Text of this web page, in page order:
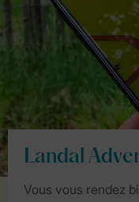
Landal
Vous vous rendez